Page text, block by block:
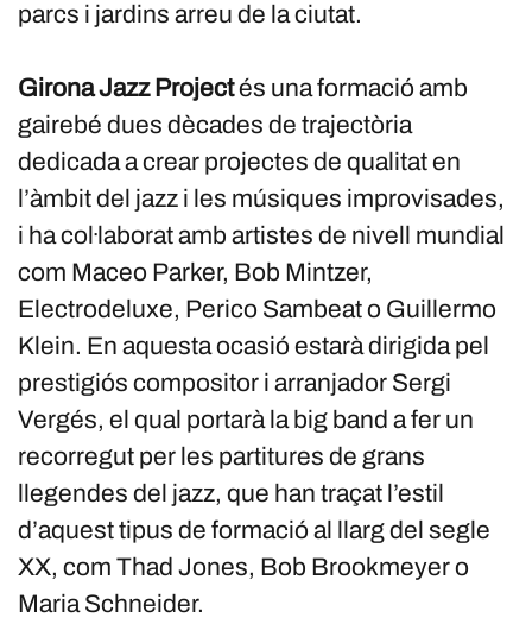
parcs i jardins arreu de la ciutat.
Girona Jazz Projectés una formació amb
gairebé dues dècades de trajectòria
dedicada a crear projectes de qualitat en
l’àmbit del jazz i les músiques improvisades,
i ha col·laborat amb artistes de nivell mundial
com Maceo Parker, Bob Mintzer,
Electrodeluxe, Perico Sambeat o Guillermo
Klein. En aquesta ocasió estarà dirigida pel
prestigiós compositor i arranjador Sergi
Vergés, el qual portarà la big band a fer un
recorregut per les partitures de grans
llegendes del jazz, que han traçat l’estil
d’aquest tipus de formació al llarg del segle
XX, com Thad Jones, Bob Brookmeyer o
Maria Schneider.